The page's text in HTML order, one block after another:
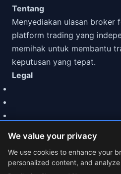
We value your privacy
We use cookies to enhance your
personalized content, and
Tentang
Menyediakan ulasan broker
platform trading yang
memihak untuk membantu
keputusan yang tepat.
Legal
© 2026 MarketCFD | Review